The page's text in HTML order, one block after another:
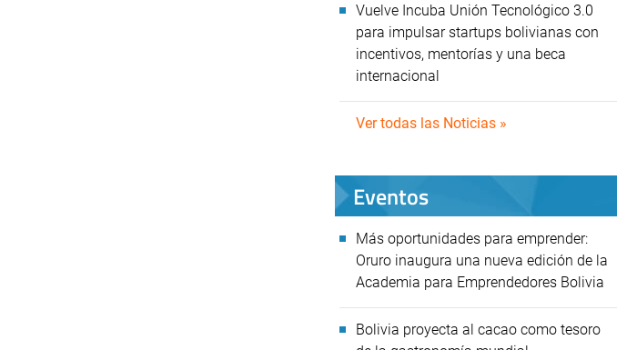
Vuelve Incuba Unión Tecnológico 3.0
para impulsar startups bolivianas con
incentivos, mentorías y una beca
internacional
Ver todas las Noticias »
Eventos
Más oportunidades para emprender:
Oruro inaugura una nueva edición de la
Academia para Emprendedores Bolivia
Bolivia proyecta al cacao como tesoro